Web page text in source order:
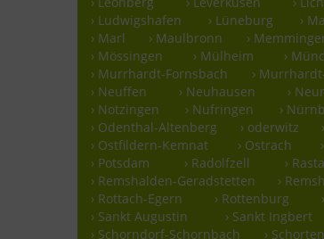
› Ludwigshafen
› Lüneburg ›
› Marl
› Maulbronn ›
› Mössingen
› Mülheim ›
› Murrhardt-Fornsbach
›
› Neuffen
› Neuhausen ›
› Notzingen
› Nufringen ›
› Odenthal-Altenberg
› oderwitz
› Ostfildern-Kemnat
› Ostrach
› Potsdam
› Radolfzell ›
› Remshalden-Geradstetten
›
› Rottach-Egern
› Rottenburg
› Sankt Augustin
› Sankt Ingbert
› Schorndorf-Schornbach
›